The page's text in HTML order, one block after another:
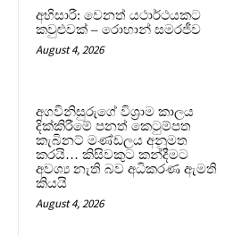
අභිසාරී: වෙනත් යථාර්ථයකට
කවුළුවක් – රොහාන් සමරජීව
August 4, 2026
අගවිනිසුරුගේ විශ්‍රාම කාලය
දික්කිරීමේ පනත් කෙටුම්පත
කැබිනට් මණ්ඩලය අනුමත
කරයි… කිසිවකුට කන්දීමට
අවශ්‍ය නැති බව අධිකරණ ඇමති
කියයි
August 4, 2026